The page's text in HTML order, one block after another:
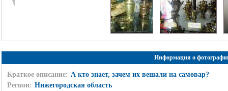
Информация о
Краткое описание: А кто знает, зачем их вешали на самовар?
Регион: Нижегородская область